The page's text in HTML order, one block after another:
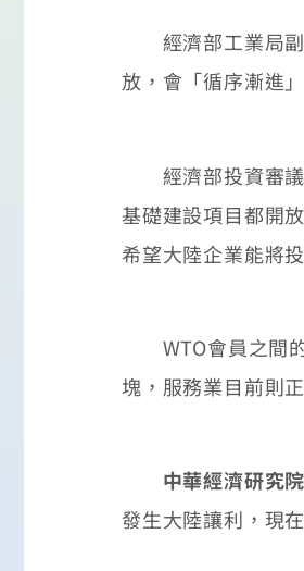
經濟部工業局副
放，會「循序漸進」
經濟部投資審議
基礎建設項目都開
希望大陸企業能將
WTO會員之間的
塊，服務業目前則
中華經濟研究院
發生大陸讓利，現